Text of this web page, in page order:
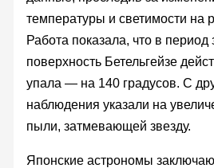
температуры и светимости на
Работа показала, что в период
поверхность Бетельгейзе
упала — на 140 градусов. С
наблюдения указали на
пыли, затмевающей звезду.
Японские астрономы